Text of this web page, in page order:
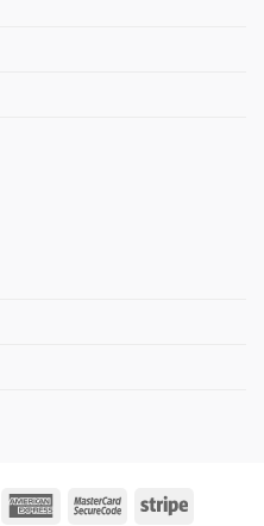
AmericanMasterCardStripe